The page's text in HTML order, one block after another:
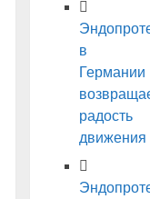
в
Германии
радость
движения